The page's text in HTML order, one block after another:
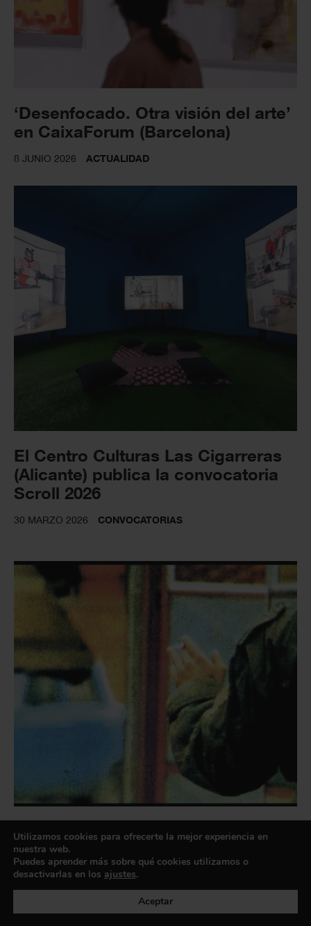
‘Desenfocado. Otra visión del arte’
en CaixaForum (Barcelona)
8 JUNIO 2026 ACTUALIDAD
El Centro Culturas Las Cigarreras
(Alicante) publica la convocatoria
Scroll 2026
30 MARZO 2026 CONVOCATORIAS
Jean-Luc Godard llega a La
Virreina Centre de la Imatge
(Barcelona)
EXPOSICIONES
Utilizamos cookies para ofrecerte la mejor experiencia en
nuestra web.
Puedes aprender más sobre qué cookies utilizamos o
desactivarlas en los ajustes.
Aceptar